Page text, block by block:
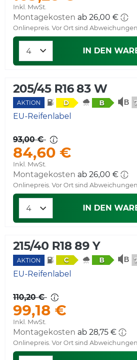
Inkl. MwSt.
Montagekosten ab 26,00 €
Onlinepreis. Vor Ort sind
IN DEN
205/45 R16 83 W
AKTION D B
EU-Reifenlabel
93,00 €
84,60 €
Inkl. MwSt.
Montagekosten ab 26,00 €
Onlinepreis. Vor Ort sind
IN DEN
215/40 R18 89 Y
AKTION C B
EU-Reifenlabel
110,20 €
99,18 €
Inkl. MwSt.
Montagekosten ab 28,75 €
Onlinepreis. Vor Ort sind